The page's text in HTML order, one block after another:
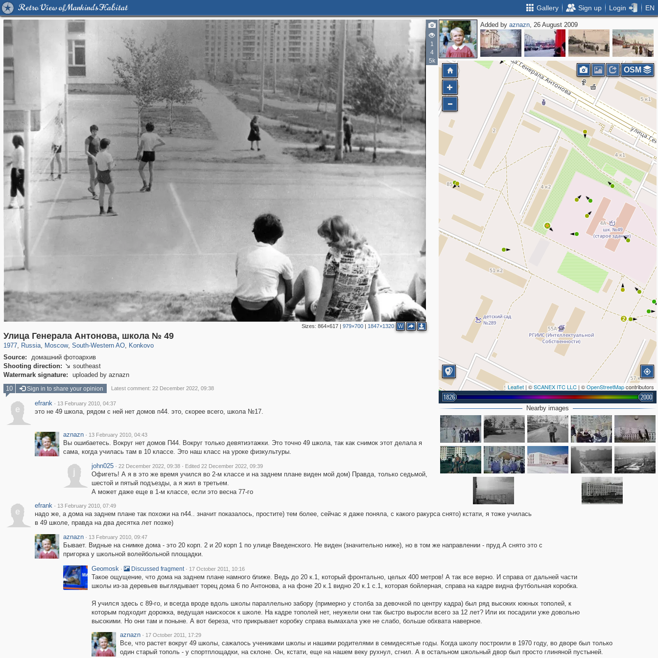
Retro View of Mankind's Habitat Gallery Sign up Login EN
1
4
5k
Sizes: 864×617| 979×700| 1847×1320 W
Улица Генерала Антонова, школа № 49
1977, Russia
1,406,273 29,243
, Moscow
319,780 8,286
, South-Western AO
12,410 76
, Konkovo
857 1
Source:
домашний фотоархив
Shooting direction:  southeast
Watermark signature:
uploaded by aznazn
Added byaznazn, 26 August 2009
2
Leaflet | ©SCANEX ITC LLC | ©OpenStreetMapcontributors
1826 2000
OSM
Nearby images
10 Sign in to share your opinion Latest comment: 22 December 2022, 09:38
e
efrank · 13 February 2010, 04:37
это не 49 школа, рядом с ней нет домов п44. это, скорее всего, школа №17.
aznazn · 13 February 2010, 04:43
Вы ошибаетесь. Вокруг нет домов П44. Вокруг только девятиэтажки. Это точно 49 школа, так как снимок этот делала я
сама, когда училась там в 10 классе. Это наш класс на уроке физкультуры.
j
john025 · 22 December 2022, 09:38 · Edited 22 December 2022, 09:39
Офигеть! А я в это же время учился во 2-м классе и на заднем плане виден мой дом) Правда, только седьмой,
шестой и пятый подъезды, а я жил в третьем.
А может даже еще в 1-м классе, если это весна 77-го
e
efrank · 13 February 2010, 07:49
надо же, а дома на заднем плане так похожи на п44.. значит показалось, простите) тем более, сейчас я даже поняла, с какого ракурса снято) кстати, я тоже училась
в 49 школе, правда на два десятка лет позже)
aznazn · 13 February 2010, 09:47
Бывает. Видные на снимке дома - это 20 корп. 2 и 20 корп 1 по улице Введенского. Не виден (значительно ниже), но в том же направлении - пруд.А снято это с
пригорка у школьной волейбольной площадки.
Geomosk · Discussed fragment · 17 October 2011, 10:16
Такое ощущение, что дома на заднем плане намного ближе. Ведь до 20 к.1, который фронтально, целых 400 метров! А так все верно. И справа от дальней части
школы из-за деревьев выглядывает торец дома 6 по Антонова, а на фоне 20 к.1 видно 20 к.1 с.1, которая бойлерная, справа на кадре видна футбольная коробка.
Я учился здесь с 89-го, и всегда вроде вдоль школы параллельно забору (примерно у столба за девочкой по центру кадра) был ряд высоких южных тополей, к
которым подходит дорожка, ведущая наискосок к школе. На кадре тополей нет, неужели они так быстро выросли всего за 12 лет? Или их посадили уже довольно
высокими. Но они там и поныне. А вот береза, что прикрывает коробку справа вымахала уже не слабо, больше обхвата наверное.
aznazn · 17 October 2011, 17:29
Все, что растет вокруг 49 школы, сажалось учениками школы и нашими родителями в семидесятые годы. Когда школу построили в 1970 году, во дворе был только
один старый тополь - у спортплощадки, на склоне. Он, кстати, еще на нашем веку рухнул, сгнил. А в остальном школьный двор был просто глиняной пустыней.